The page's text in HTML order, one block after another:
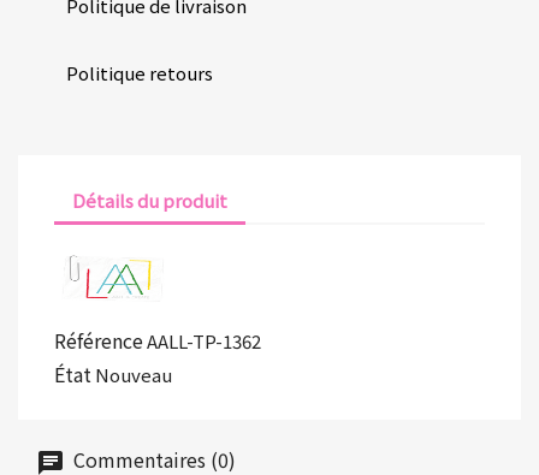
Politique de livraison
Politique retours
Détails du produit
RéférenceAALL-TP-1362
ÉtatNouveau
Commentaires (0)